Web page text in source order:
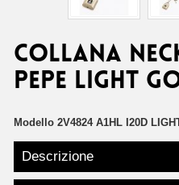
Collana
Pepe light
Modello 2V4824 A1HL I20D
Descrizione